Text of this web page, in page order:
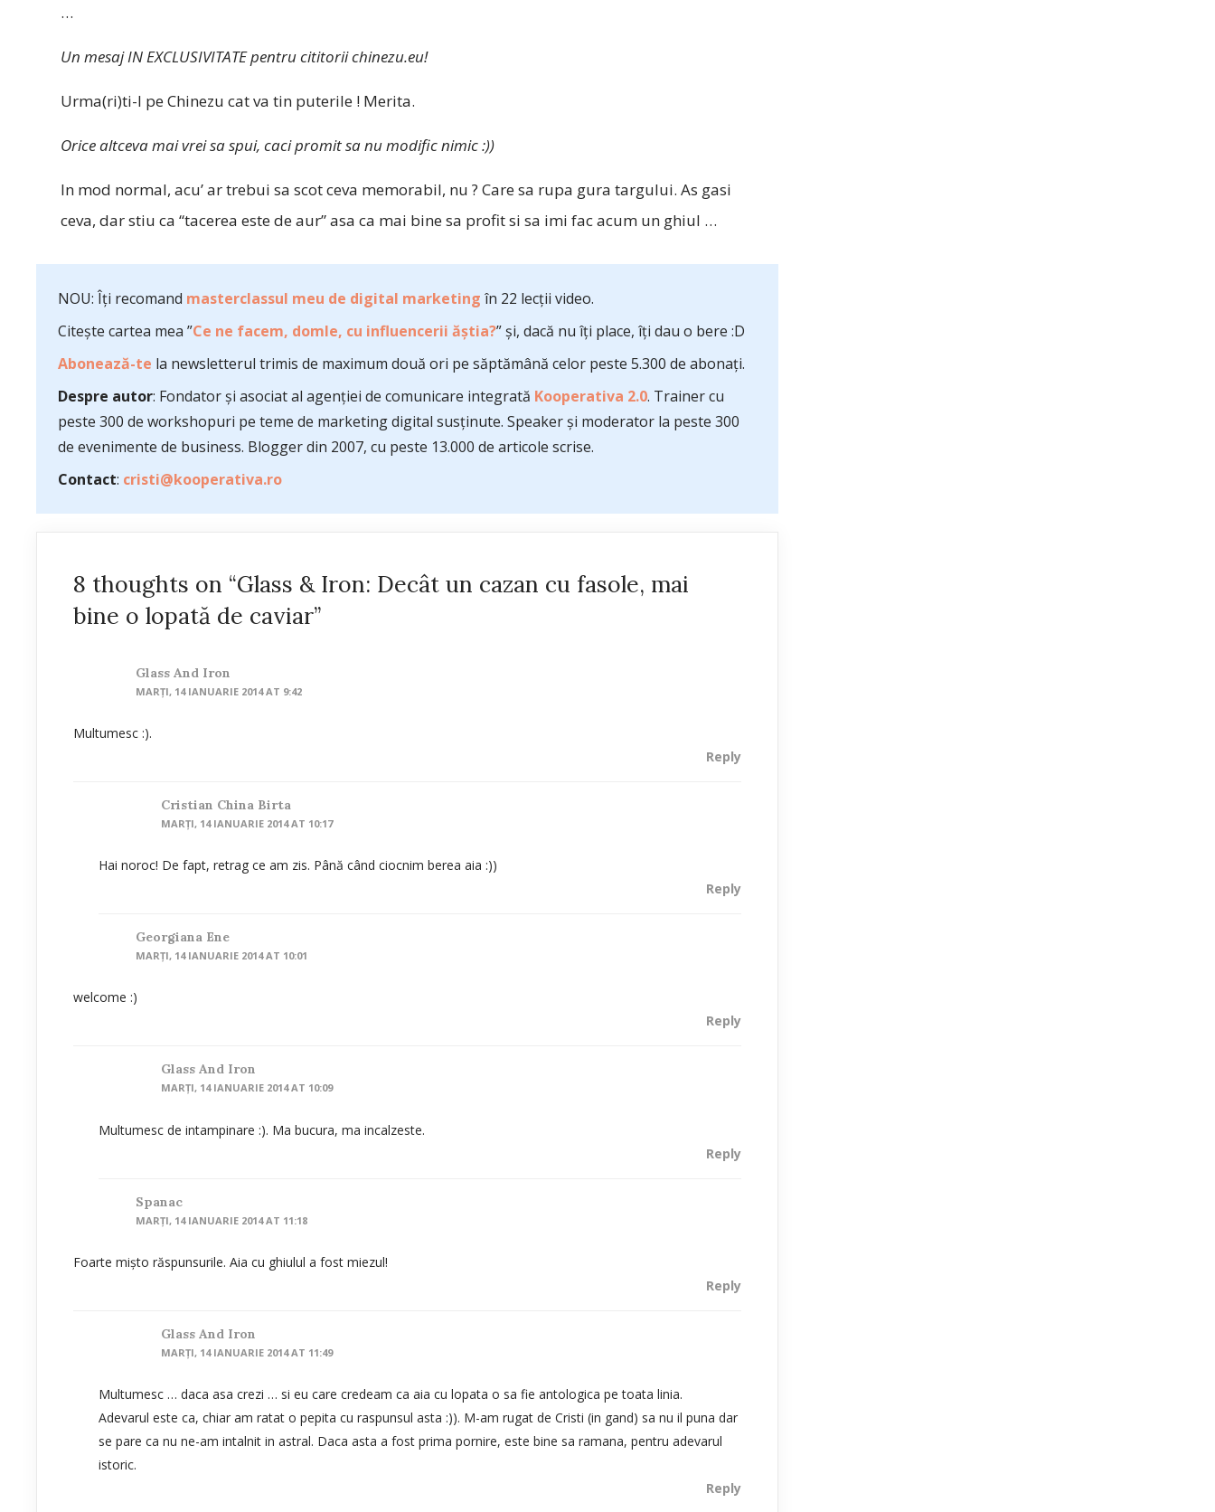
…
Un mesaj IN EXCLUSIVITATE pentru cititorii chinezu.eu!
Urma(ri)ti-l pe Chinezu cat va tin puterile ! Merita.
Orice altceva mai vrei sa spui, caci promit sa nu modific nimic :))
In mod normal, acu’ ar trebui sa scot ceva memorabil, nu ? Care sa rupa gura targului. As gasi
ceva, dar stiu ca “tacerea este de aur” asa ca mai bine sa profit si sa imi fac acum un ghiul …
NOU: Îți recomand masterclassul meu de digital marketing în 22 lecții video.
Citește cartea mea ”Ce ne facem, domle, cu influencerii ăștia?” și, dacă nu îți place, îți dau o bere :D
Abonează-te la newsletterul trimis de maximum două ori pe săptămână celor peste 5.300 de abonați.
Despre autor: Fondator și asociat al agenției de comunicare integrată Kooperativa 2.0. Trainer cu
peste 300 de workshopuri pe teme de marketing digital susținute. Speaker și moderator la peste 300
de evenimente de business. Blogger din 2007, cu peste 13.000 de articole scrise.
Contact: cristi@kooperativa.ro
8 thoughts on “Glass & Iron: Decât un cazan cu fasole, mai
bine o lopată de caviar”
Glass And Iron
MARȚI, 14 IANUARIE 2014 AT 9:42
Multumesc :).
Reply
Cristian China Birta
MARȚI, 14 IANUARIE 2014 AT 10:17
Hai noroc! De fapt, retrag ce am zis. Până când ciocnim berea aia :))
Reply
Georgiana Ene
MARȚI, 14 IANUARIE 2014 AT 10:01
welcome :)
Reply
Glass And Iron
MARȚI, 14 IANUARIE 2014 AT 10:09
Multumesc de intampinare :). Ma bucura, ma incalzeste.
Reply
Spanac
MARȚI, 14 IANUARIE 2014 AT 11:18
Foarte mișto răspunsurile. Aia cu ghiulul a fost miezul!
Reply
Glass And Iron
MARȚI, 14 IANUARIE 2014 AT 11:49
Multumesc … daca asa crezi … si eu care credeam ca aia cu lopata o sa fie antologica pe toata linia.
Adevarul este ca, chiar am ratat o pepita cu raspunsul asta :)). M-am rugat de Cristi (in gand) sa nu il puna dar
se pare ca nu ne-am intalnit in astral. Daca asta a fost prima pornire, este bine sa ramana, pentru adevarul
istoric.
Reply